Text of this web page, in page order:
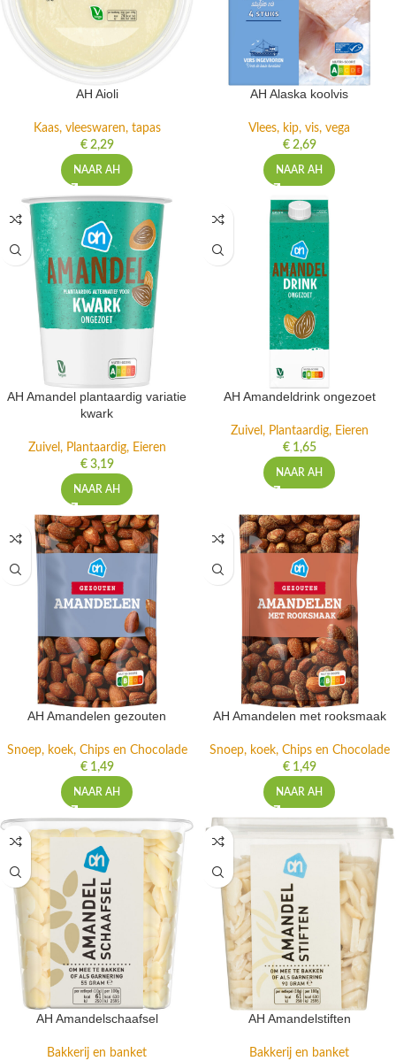
AH Aioli
Kaas, vleeswaren, tapas
€2,29
NAAR AH
AH Alaska koolvis
Vlees, kip, vis, vega
€2,69
NAAR AH
AH Amandel plantaardig variatie
kwark
Zuivel, Plantaardig, Eieren
€3,19
NAAR AH
AH Amandeldrink ongezoet
Zuivel, Plantaardig, Eieren
€1,65
NAAR AH
AH Amandelen gezouten
Snoep, koek, Chips en Chocolade
€1,49
NAAR AH
AH Amandelen met rooksmaak
Snoep, koek, Chips en Chocolade
€1,49
NAAR AH
AH Amandelschaafsel
Bakkerij en banket
AH Amandelstiften
Bakkerij en banket